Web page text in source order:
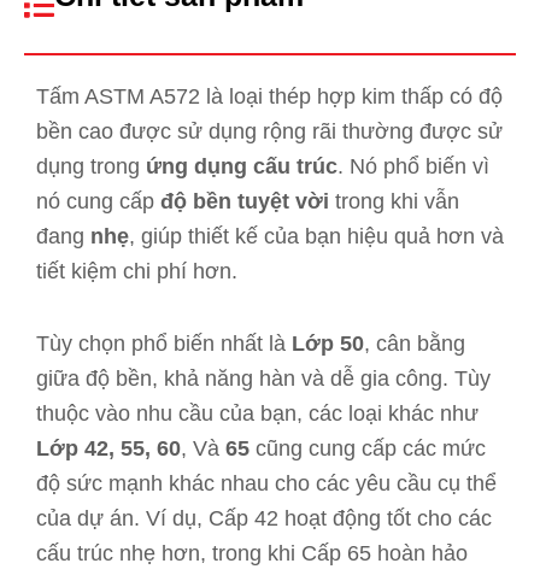
Tấm ASTM A572 là loại thép hợp kim thấp có độ
bền cao được sử dụng rộng rãi thường được sử
dụng trong ứng dụng cấu trúc. Nó phổ biến vì
nó cung cấp độ bền tuyệt vời trong khi vẫn
đang nhẹ, giúp thiết kế của bạn hiệu quả hơn và
tiết kiệm chi phí hơn.
Tùy chọn phổ biến nhất là Lớp 50, cân bằng
giữa độ bền, khả năng hàn và dễ gia công. Tùy
thuộc vào nhu cầu của bạn, các loại khác như
Lớp 42, 55, 60, Và 65 cũng cung cấp các mức
độ sức mạnh khác nhau cho các yêu cầu cụ thể
của dự án. Ví dụ, Cấp 42 hoạt động tốt cho các
cấu trúc nhẹ hơn, trong khi Cấp 65 hoàn hảo